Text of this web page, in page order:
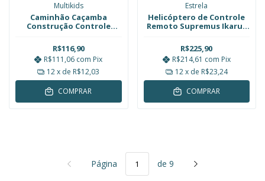
Multikids
Caminhão Caçamba
Construção Controle
Multikids BR2311
R$116,90
R$111,06 com Pix
12x de R$12,03
COMPRAR
Estrela
Helicóptero de Controle
Remoto Supremus Ikarus
R$225,90
R$214,61 com Pix
12x de R$23,24
COMPRAR
Página de 9